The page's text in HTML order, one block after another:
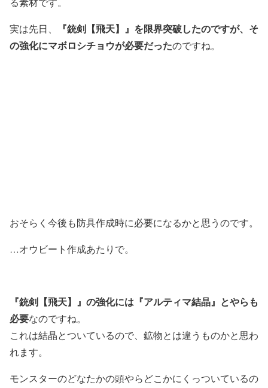
実は先日、
『銃剣【飛天】』を限界突破したのですが、そ
の強化にマボロシチョウが必要だったのですね。
おそらく今後も防具作成時に必要になるかと思うのです。
…オウビート作成あたりで。
『銃剣【飛天】』の強化には『アルティマ結晶』とやらも
必要なのですね。
これは結晶とついているので、鉱物とは違うものかと思わ
れます。
モンスターのどなたかの頭やらどこかにくっついているの